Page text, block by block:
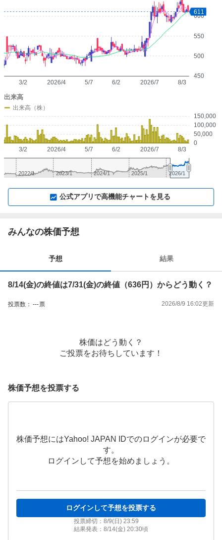
450
500
550
600
2026/4 2026/7
3/2 5/7 6/2 8/3
611
0
50,000
100,000
150,000
2026/4 2026/7
3/2 5/7 6/2 8/3
出来高
出来高（株）
2023/1 2025/1
2022/1 2024/1 2026/1
公式アプリで高機能チャートを見る
みんなの株価予想
予想 結果
8/14(金)の終値は7/31(金)の終値（636円）からどう動く？
投票数： ---票 2026/8/9 16:02更新
株価はどう動く？
ご投票をお待ちしています！
株価予想を投票する
株価予想にはYahoo! JAPAN IDでのログインが必要で
す。
ログインして予想を始めましょう。
ログインして予想を投票する
投票締切： 8/9(日) 23:59
結果発表： 8/14(金) 20:30頃